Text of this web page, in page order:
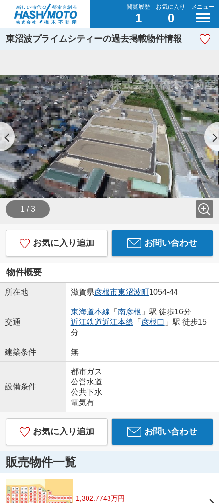
閲覧履歴
1
お気に入り
0
メニュー
東沼波プライムシティーの過去掲載物件情報
1 / 3
お気に入り追加 お問い合わせ
物件概要
所在地 滋賀県彦根市東沼波町1054-44
交通
東海道本線 「 南彦根 」駅 徒歩16分
近江鉄道近江本線 「 彦根口 」駅 徒歩15
分
建築条件 無
設備条件
都市ガス
公営水道
公共下水
電気有
お気に入り追加 お問い合わせ
販売物件一覧
1,302.7743万円